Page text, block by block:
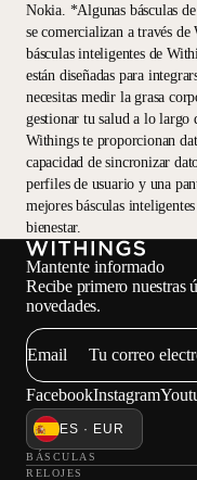
Nokia. *Algunas básculas
se comercializan a través
básculas inteligentes de
están diseñadas para
necesitas medir la grasa
gestionar tu salud a lo largo
Withings te proporcionan
capacidad de sincronizar
perfiles de usuario y una
mejores básculas
bienestar.
Mantente informado
Recibe primero nuestras
novedades.
Email
FacebookInstagram
ES · EUR
BÁSCULAS
RELOJES